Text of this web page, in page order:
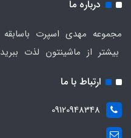
درباره ما
بیشتر از ماشینتون لذت ببرید
ارتباط با ما
09120948348